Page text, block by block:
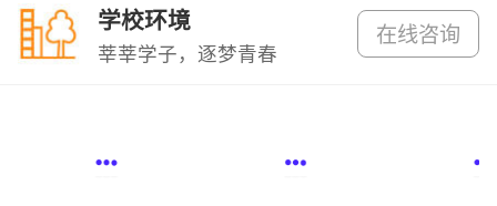
学校环境
莘莘学子，逐梦青春
在线咨询